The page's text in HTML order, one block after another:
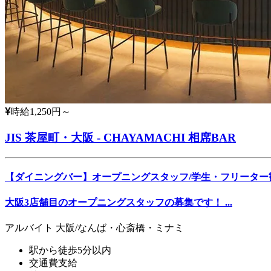
時給1,250円～
JIS 茶屋町・大阪 - CHAYAMACHI 相席BAR
【ダイニングバー】オープニングスタッフ/学生・フリーター
大阪3店舗目のオープニングスタッフの募集です！ ...
アルバイト 大阪/なんば・心斎橋・ミナミ
駅から徒歩5分以内
交通費支給